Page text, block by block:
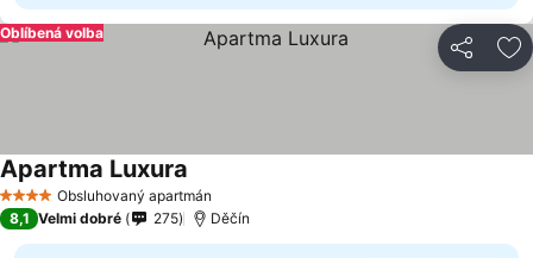
Sdílet
Oblíbená volba
4 Počet hvězdiček
Obsluhovaný apartmán
Apartma Luxura
8,1 Velmi dobré 275 Děčín